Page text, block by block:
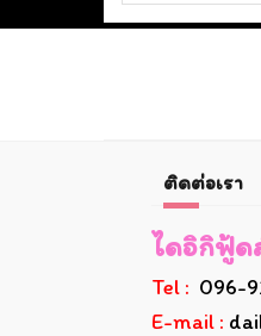
ติดต่อเรา
ไดอิกิฟู้ด
Tel : 096-
E-mail :